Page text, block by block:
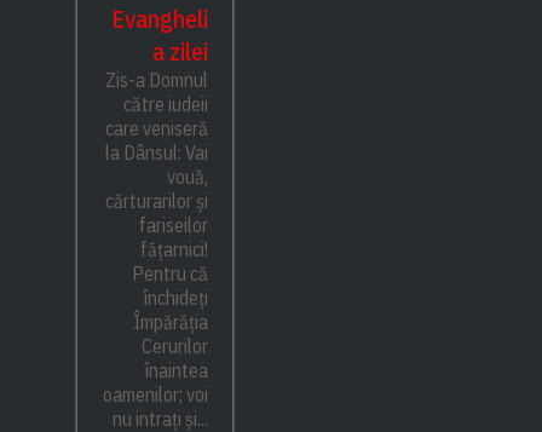
Evangheli
a zilei
Zis-a Domnul
către iudeii
care veniseră
la Dânsul: Vai
vouă,
cărturarilor și
fariseilor
fățarnici!
Pentru că
închideți
Împărăția
Cerurilor
înaintea
oamenilor; voi
nu intrați și...